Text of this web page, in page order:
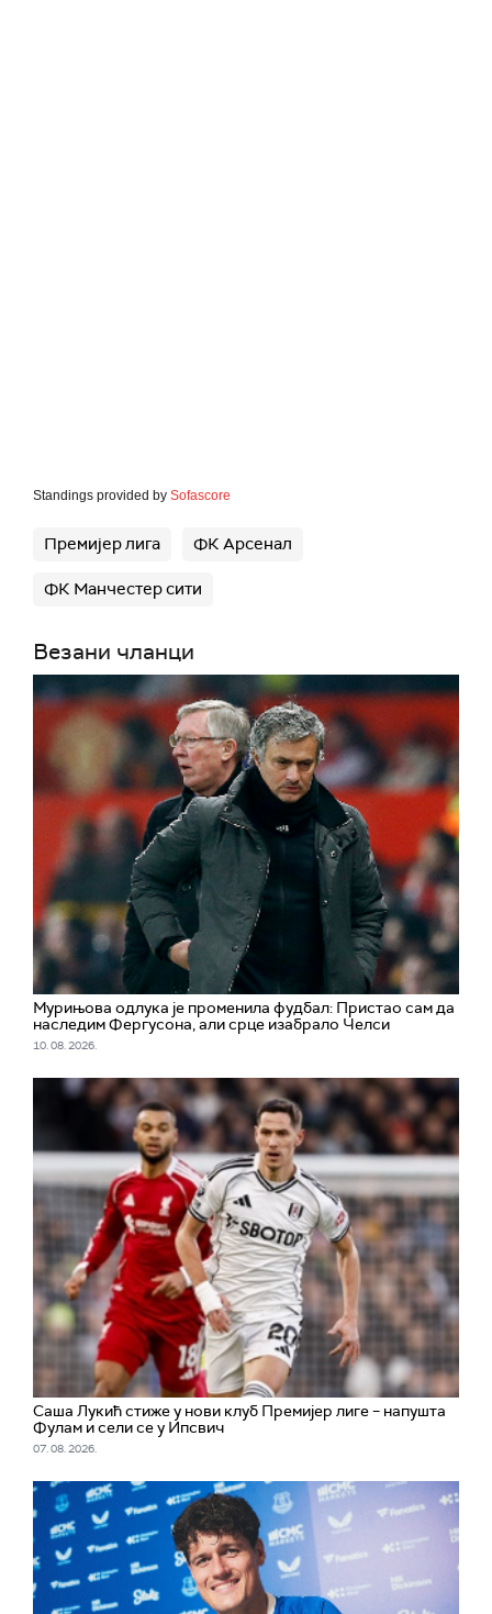
Standings provided by Sofascore
Премијер лига ФК Арсенал
ФК Манчестер сити
Везани чланци
Мурињова одлука је променила фудбал: Пристао сам да
наследим Фергусона, али срце изабрало Челси
10. 08. 2026.
Саша Лукић стиже у нови клуб Премијер лиге – напушта
Фулам и сели се у Ипсвич
07. 08. 2026.